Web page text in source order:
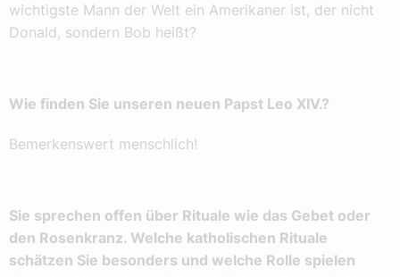
wichtigste Mann der Welt ein Amerikaner ist, der nicht
Donald, sondern Bob heißt?
Wie finden Sie unseren neuen Papst Leo XIV.?
Bemerkenswert menschlich!
Sie sprechen offen über Rituale wie das Gebet oder
den Rosenkranz. Welche katholischen Rituale
schätzen Sie besonders und welche Rolle spielen